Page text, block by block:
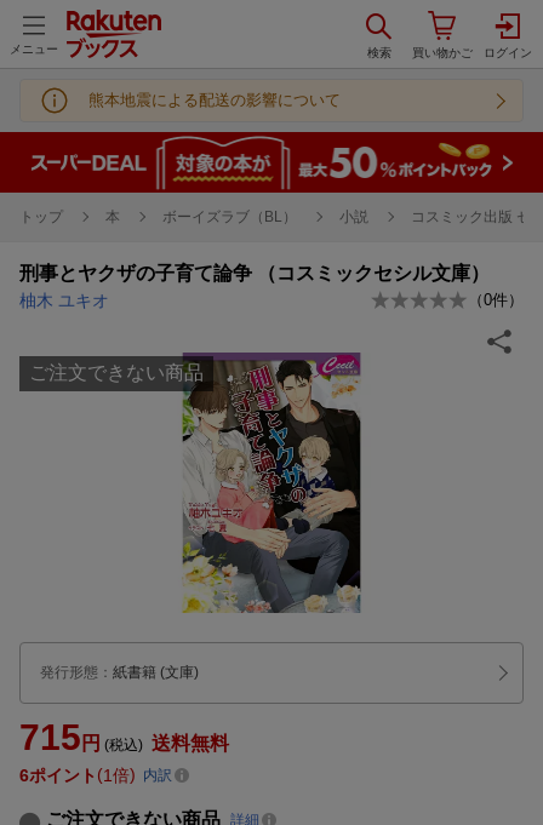
メニュー
熊本地震による配送の影響について
トップ 本 ボーイズラブ（BL） 小説 コスミック出版 セ
刑事とヤクザの子育て論争 （コスミックセシル文庫）
柚木 ユキオ （0件）
ご注文できない商品
発行形態 ： 紙書籍 (文庫)
715 円 (税込) 送料無料
6ポイント 1倍 内訳
ご注文できない商品 詳細